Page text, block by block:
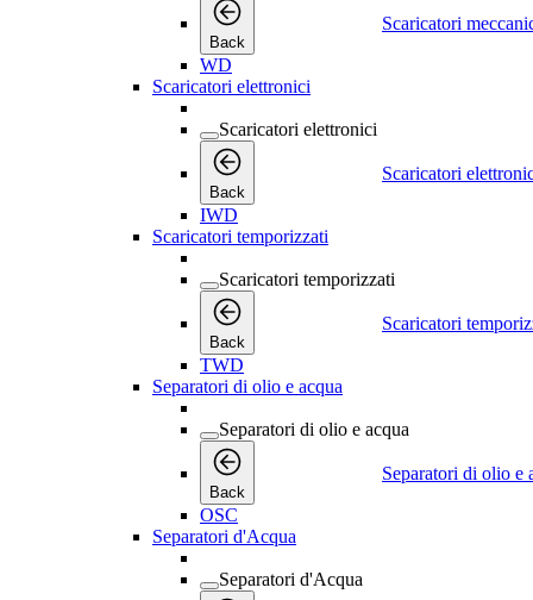
Back
Scaricatori
WD
Scaricatori elettronici
Scaricatori elettronici
Back
Scaricatori
IWD
Scaricatori temporizzati
Scaricatori temporizzati
Back
Scaricatori
TWD
Separatori di olio e acqua
Separatori di olio e acqua
Back
Separatori di olio e
OSC
Separatori d'Acqua
Separatori d'Acqua